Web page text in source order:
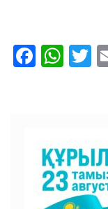
F
b
o
o
W
A
p
p
T